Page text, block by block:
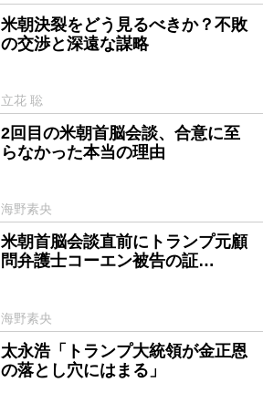
米朝決裂をどう見るべきか？不敗
の交渉と深遠な謀略
立花 聡
2回目の米朝首脳会談、合意に至
らなかった本当の理由
海野素央
米朝首脳会談直前にトランプ元顧
問弁護士コーエン被告の証…
海野素央
太永浩「トランプ大統領が金正恩
の落とし穴にはまる」